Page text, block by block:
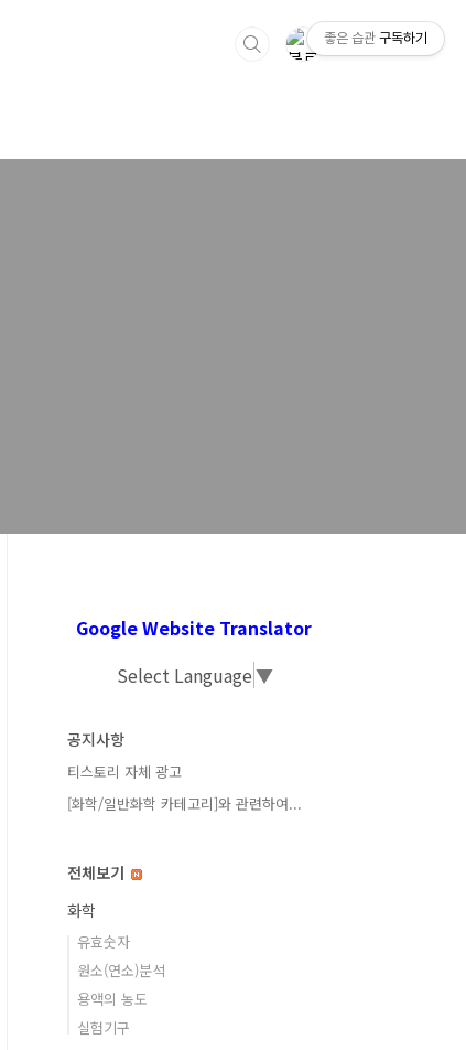
Google Website Translator
Select Language▼
공지사항
티스토리 자체 광고
[화학/일반화학 카테고리]와 관련하여...
전체보기
화학
유효숫자
원소(연소)분석
용액의 농도
실험기구
좋은 습관 구독하기